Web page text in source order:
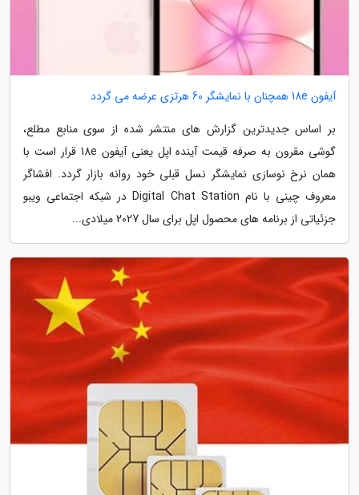
آیفون 18e همچنان با نمایشگر 60 هرتزی عرضه می گردد
بر اساس جدیدترین گزارش های منتشر شده از سوی منابع مطلع،
گوشی مقرون به صرفه قیمت آینده اپل یعنی آیفون 18e قرار است با
همان نرخ نوسازی نمایشگر نسل قبلی خود روانه بازار گردد. افشاگر
معروف چینی با نام Digital Chat Station در شبکه اجتماعی ویبو
جزئیاتی از برنامه های محصول اپل برای سال 2027 میلادی...